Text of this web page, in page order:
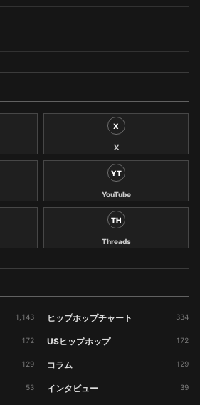
X
X
YT
YouTube
TH
Threads
1,143 ヒップホップチャート 334
172 USヒップホップ 172
129 コラム 129
53 インタビュー 39